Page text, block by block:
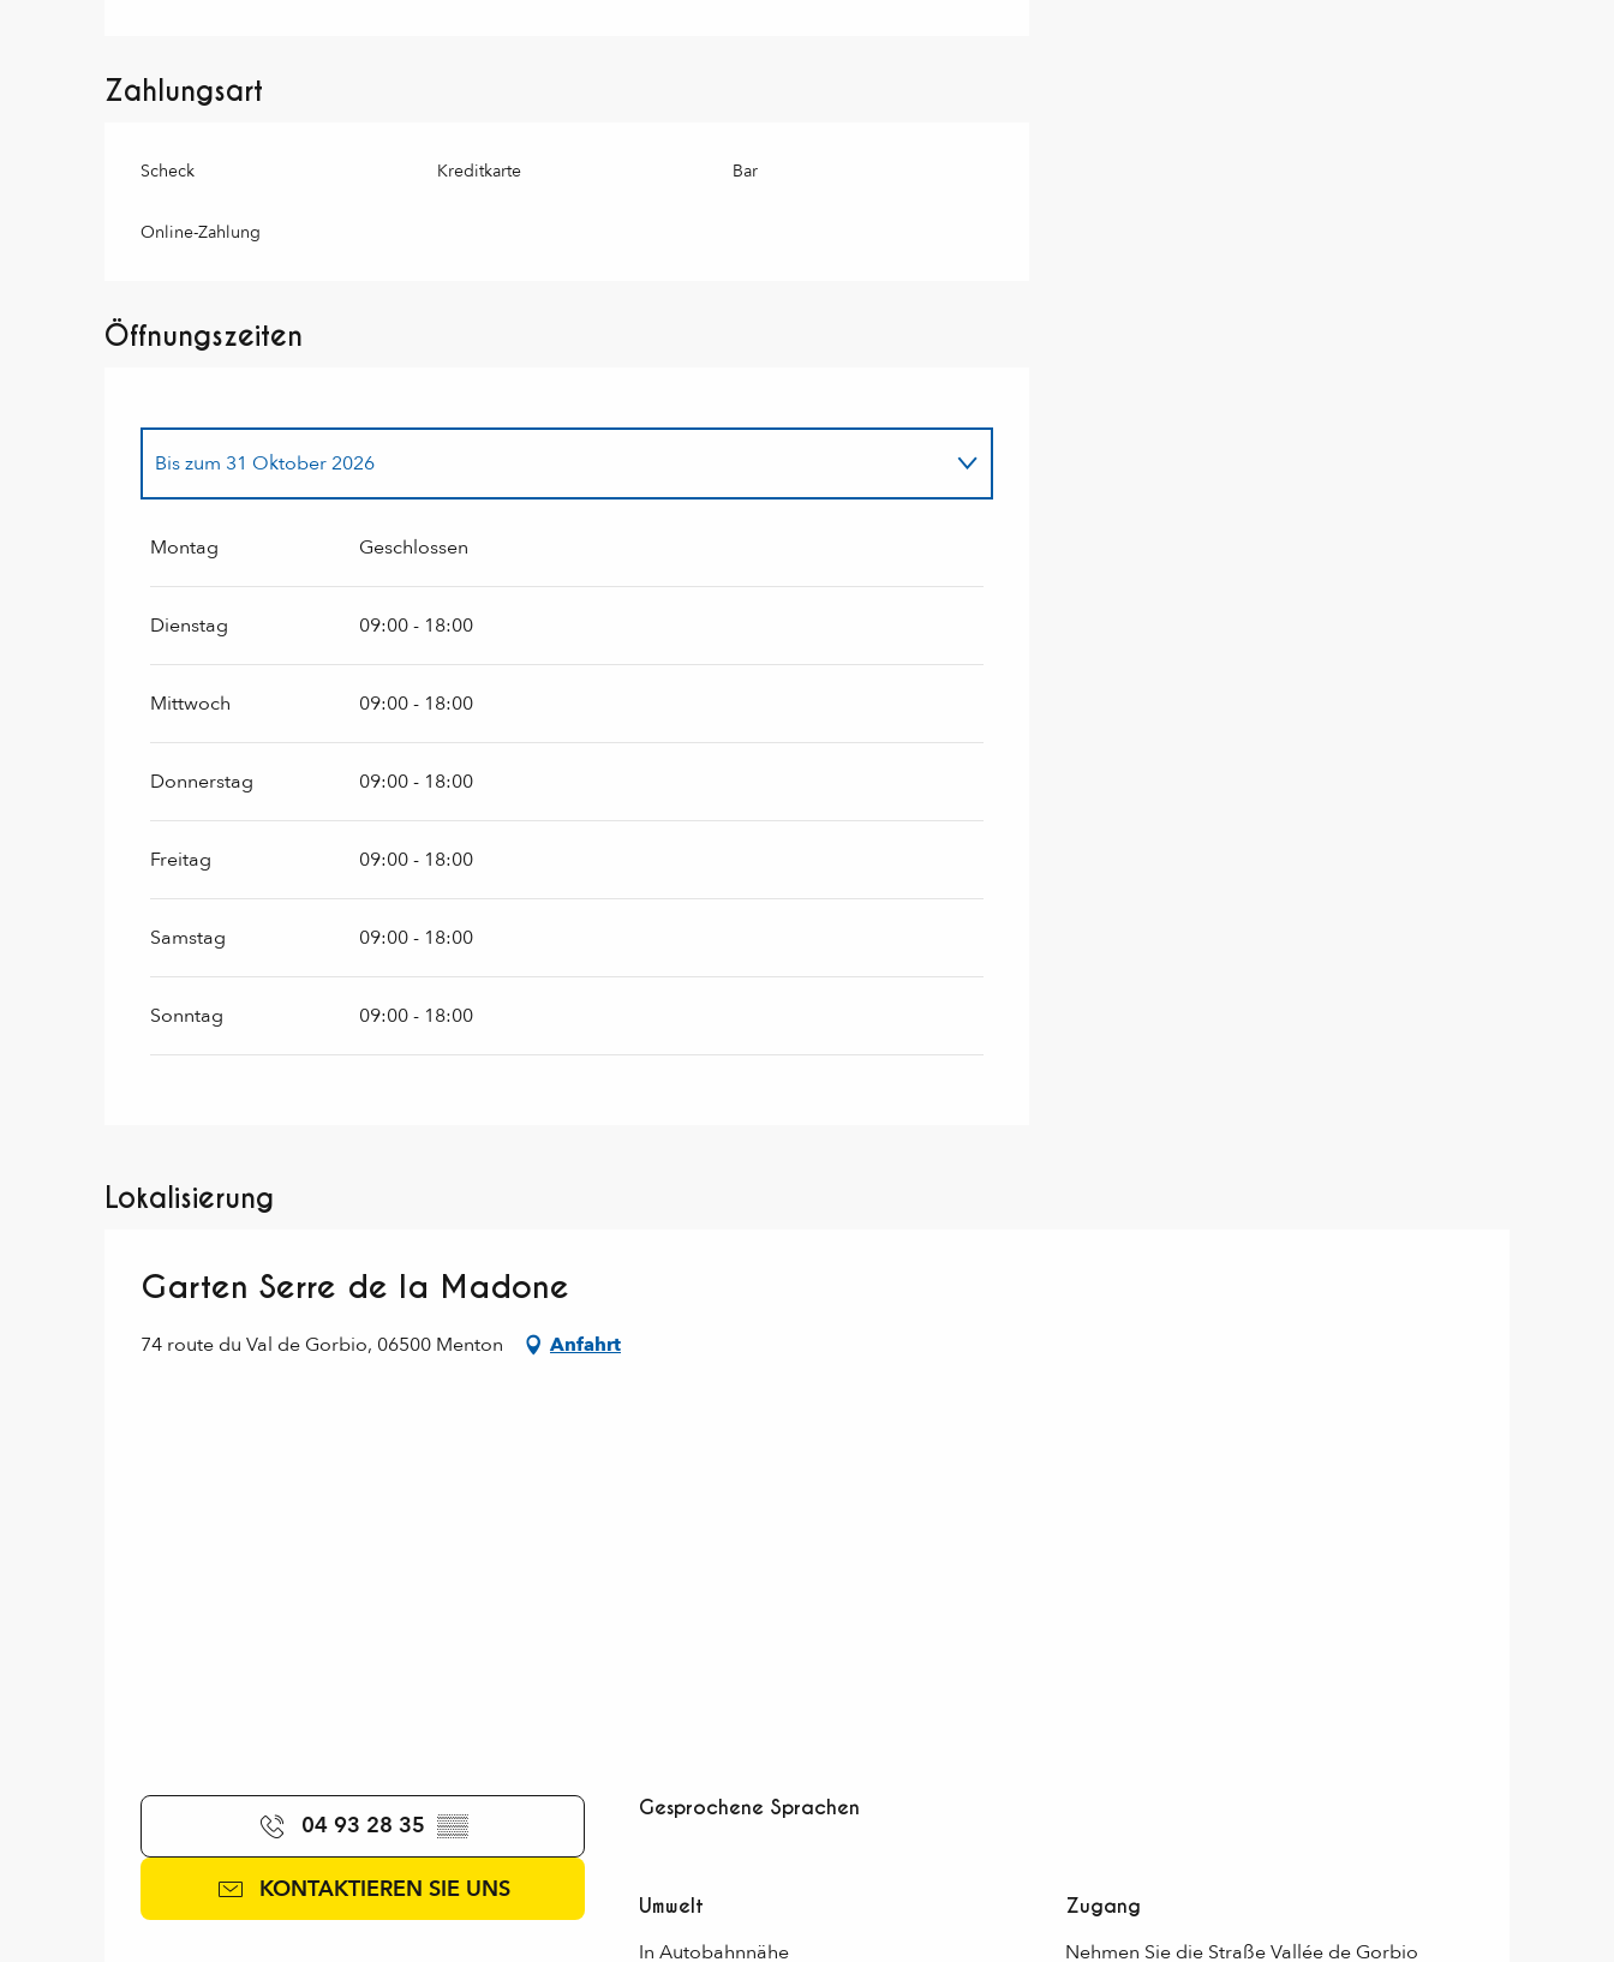
Zahlungsart
Scheck Kreditkarte Bar
Online-Zahlung
Öffnungszeiten
Bis zum 31 Oktober 2026
31 März 2027
Montag Geschlossen
Dienstag 09:00 - 18:00
Mittwoch 09:00 - 18:00
Donnerstag 09:00 - 18:00
Freitag 09:00 - 18:00
Samstag 09:00 - 18:00
Sonntag 09:00 - 18:00
Lokalisierung
Garten Serre de la Madone
74 route du Val de Gorbio, 06500 Menton Anfahrt
04 93 28 35 ▒▒
KONTAKTIEREN SIE UNS
Gesprochene Sprachen
Gesprochene Sprachen
Umwelt
Umwelt
In Autobahnnähe
Zugang
Zugang
Nehmen Sie die Straße Vallée de Gorbio